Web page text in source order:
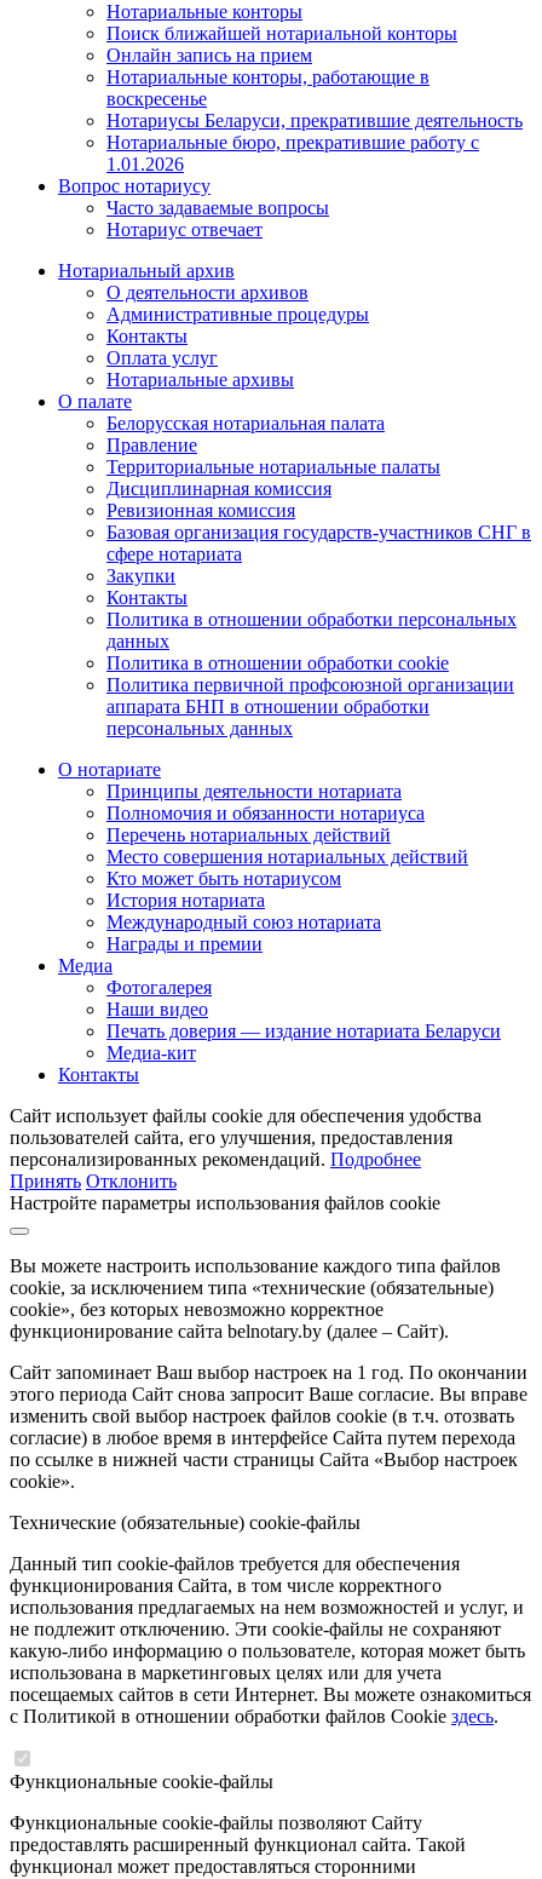
Нотариальные конторы
Поиск ближайшей нотариальной конторы
Онлайн запись на прием
Нотариальные конторы, работающие в
воскресенье
Нотариусы Беларуси, прекратившие деятельность
Нотариальные бюро, прекратившие работу с
1.01.2026
Вопрос нотариусу
Часто задаваемые вопросы
Нотариус отвечает
Нотариальный архив
О деятельности архивов
Административные процедуры
Контакты
Оплата услуг
Нотариальные архивы
О палате
Белорусская нотариальная палата
Правление
Территориальные нотариальные палаты
Дисциплинарная комиссия
Ревизионная комиссия
Базовая организация государств-участников СНГ в
сфере нотариата
Закупки
Контакты
Политика в отношении обработки персональных
данных
Политика в отношении обработки cookie
Политика первичной профсоюзной организации
аппарата БНП в отношении обработки
персональных данных
О нотариате
Принципы деятельности нотариата
Полномочия и обязанности нотариуса
Перечень нотариальных действий
Место совершения нотариальных действий
Кто может быть нотариусом
История нотариата
Международный союз нотариата
Награды и премии
Медиа
Фотогалерея
Наши видео
Печать доверия — издание нотариата Беларуси
Медиа-кит
Контакты
Сайт использует файлы cookie для обеспечения удобства
пользователей сайта, его улучшения, предоставления
персонализированных рекомендаций. Подробнее
Принять Отклонить
Настройте параметры использования файлов cookie
Вы можете настроить использование каждого типа файлов
cookie, за исключением типа «технические (обязательные)
cookie», без которых невозможно корректное
функционирование сайта belnotary.by (далее – Сайт).
Сайт запоминает Ваш выбор настроек на 1 год. По окончании
этого периода Сайт снова запросит Ваше согласие. Вы вправе
изменить свой выбор настроек файлов cookie (в т.ч. отозвать
согласие) в любое время в интерфейсе Сайта путем перехода
по ссылке в нижней части страницы Сайта «Выбор настроек
cookie».
Технические (обязательные) cookie-файлы
Данный тип cookie-файлов требуется для обеспечения
функционирования Сайта, в том числе корректного
использования предлагаемых на нем возможностей и услуг, и
не подлежит отключению. Эти cookie-файлы не сохраняют
какую-либо информацию о пользователе, которая может быть
использована в маркетинговых целях или для учета
посещаемых сайтов в сети Интернет. Вы можете ознакомиться
с Политикой в отношении обработки файлов Cookie здесь.
Функциональные cookie-файлы
Функциональные cookie-файлы позволяют Сайту
предоставлять расширенный функционал сайта. Такой
функционал может предоставляться сторонними